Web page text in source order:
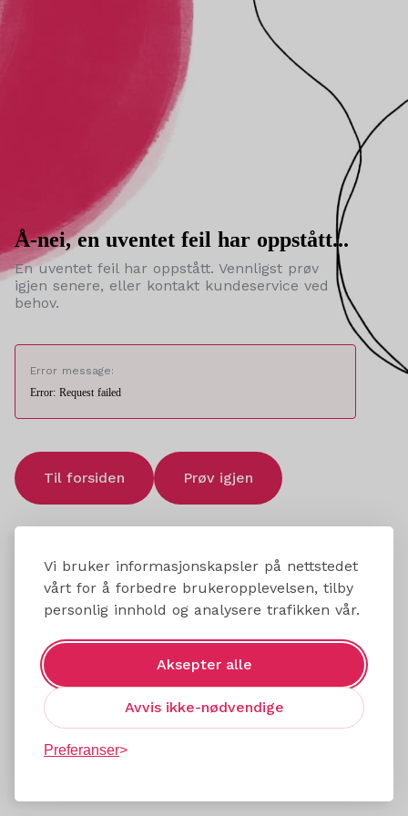
Vi bruker informasjonskapsler på nettstedet
vårt for å forbedre brukeropplevelsen, tilby
personlig innhold og analysere trafikken vår.
Aksepter alle
Avvis ikke-nødvendige
Preferanser
Å-nei, en uventet feil har oppstått...
En uventet feil har oppstått. Vennligst prøv
igjen senere, eller kontakt kundeservice ved
behov.
Error message:
Error: Request failed
Til forsiden Prøv igjen